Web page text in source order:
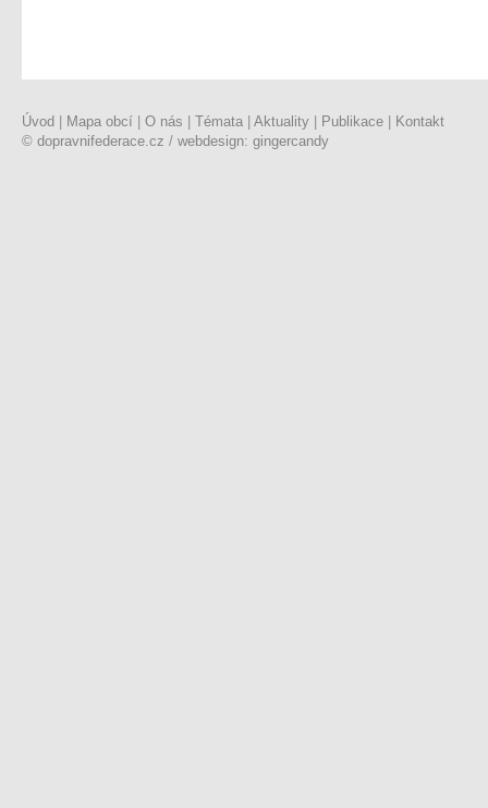
Úvod | Mapa obcí | O nás | Témata | Aktuality | Publikace | Kontakt
© dopravnifederace.cz / webdesign: gingercandy